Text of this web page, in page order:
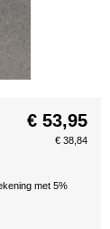
€ 53,95
€ 38,84
met 5%